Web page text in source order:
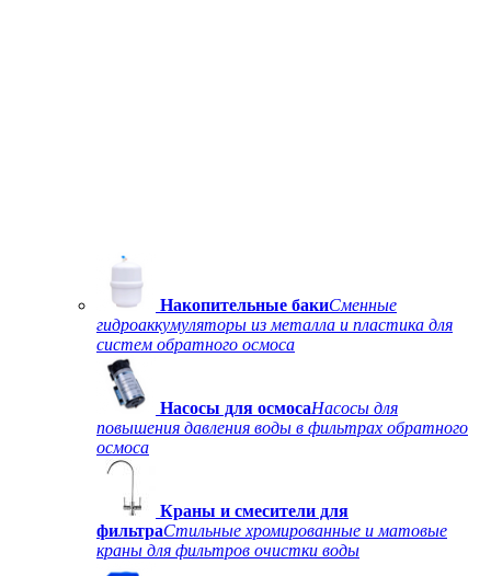
Накопительные бакиСменные
гидроаккумуляторы из металла и пластика для
систем обратного осмоса
Насосы для осмосаНасосы для
повышения давления воды в фильтрах обратного
осмоса
Краны и смесители для
фильтраСтильные хромированные и матовые
краны для фильтров очистки воды